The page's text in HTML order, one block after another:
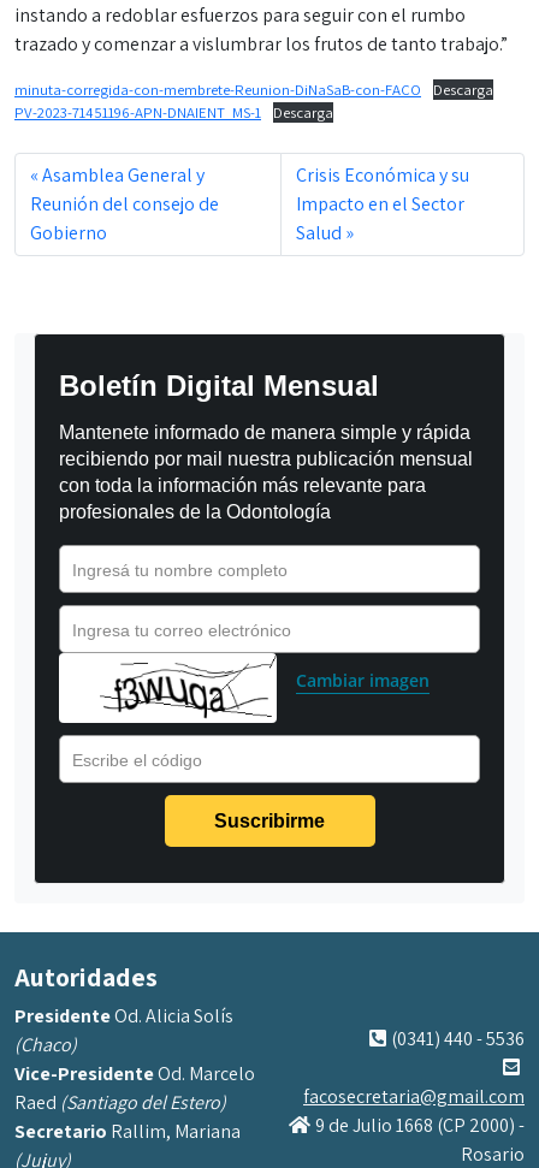
instando a redoblar esfuerzos para seguir con el rumbo
trazado y comenzar a vislumbrar los frutos de tanto trabajo.”
minuta-corregida-con-membrete-Reunion-DiNaSaB-con-FACO
Descarga
PV-2023-71451196-APN-DNAIENT_MS-1
Descarga
Asamblea General y
Reunión del consejo de
Gobierno
Crisis Económica y su
Impacto en el Sector
Salud
Boletín Digital Mensual
Mantenete informado de manera simple y rápida
recibiendo por mail nuestra publicación mensual
con toda la información más relevante para
profesionales de la Odontología
Ingresá tu nombre completo
Ingresa tu correo electrónico
Cambiar imagen
Escribe el código
Autoridades
PresidenteOd. Alicia Solís
(Chaco)
Vice-PresidenteOd. Marcelo
Raed (Santiago del Estero)
Secretario Rallim, Mariana
(Jujuy)
(0341) 440 - 5536
facosecretaria@gmail.com
9 de Julio 1668 (CP 2000) -
Rosario